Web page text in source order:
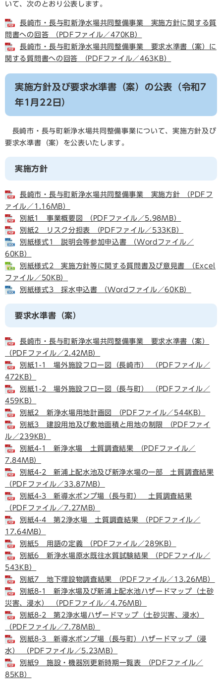
いて、次のとおり公表します。
長崎市・長与町新浄水場共同整備事業 実施方針に関する質
問書への回答 （PDFファイル／470KB）
長崎市・長与町新浄水場共同整備事業 要求水準書（案）に
関する質問書への回答 （PDFファイル／463KB）
実施方針及び要求水準書（案）の公表（令和7
年1月22日）
長崎市・長与町新浄水場共同整備事業について、実施方針及び
要求水準書（案）を公表いたします。
実施方針
長崎市・長与町新浄水場共同整備事業 実施方針 （PDFフ
ァイル／1.16MB）
別紙1 事業概要図 （PDFファイル／5.98MB）
別紙2 リスク分担表 （PDFファイル／533KB）
別紙様式1 説明会等参加申込書 （Wordファイル／
60KB）
別紙様式2 実施方針等に関する質問書及び意見書 （Excel
ファイル／50KB）
別紙様式3 採水申込書 （Wordファイル／60KB）
要求水準書（案）
長崎市・長与町新浄水場共同整備事業 要求水準書（案）
（PDFファイル／2.42MB）
別紙1-1 場外施設フロー図（長崎市） （PDFファイル／
472KB）
別紙1-2 場外施設フロー図（長与町） （PDFファイル／
459KB）
別紙2 新浄水場用地計画図 （PDFファイル／544KB）
別紙3 建設用地及び敷地面積と用地の制限 （PDFファイ
ル／239KB）
別紙4-1 新浄水場 土質調査結果 （PDFファイル／
7.84MB）
別紙4-2 新浦上配水池及び新浄水場の一部 土質調査結果
（PDFファイル／33.87MB）
別紙4-3 新導水ポンプ場（長与町） 土質調査結果
（PDFファイル／7.27MB）
別紙4-4 第2浄水場 土質調査結果 （PDFファイル／
17.64MB）
別紙5 用語の定義 （PDFファイル／289KB）
別紙6 新浄水場原水既往水質試験結果 （PDFファイル／
543KB）
別紙7 地下埋設物調査結果 （PDFファイル／13.26MB）
別紙8-1 新浄水場及び新浦上配水池ハザードマップ（土砂
災害、浸水） （PDFファイル／4.76MB）
別紙8-2 第2浄水場ハザードマップ（土砂災害、浸水）
（PDFファイル／7.78MB）
別紙8-3 新導水ポンプ場（長与町）ハザードマップ（浸
水） （PDFファイル／5.23MB）
別紙9 施設・機器別更新時期一覧表 （PDFファイル／
85KB）